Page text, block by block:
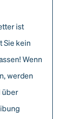
ist
Sie kein
Wenn
werden
über